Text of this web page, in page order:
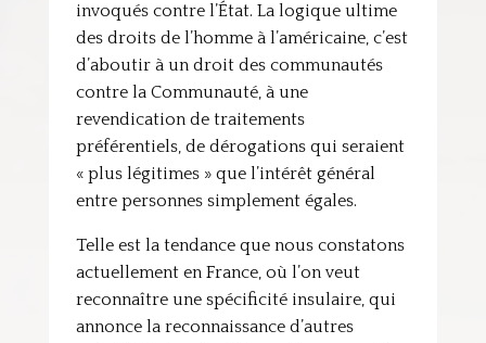
invoqués contre l’État. La logique ultime
des droits de l’homme à l’américaine, c’est
d’aboutir à un droit des communautés
contre la Communauté, à une
revendication de traitements
préférentiels, de dérogations qui seraient
« plus légitimes » que l’intérêt général
entre personnes simplement égales.
Telle est la tendance que nous constatons
actuellement en France, où l’on veut
reconnaître une spécificité insulaire, qui
annonce la reconnaissance d’autres